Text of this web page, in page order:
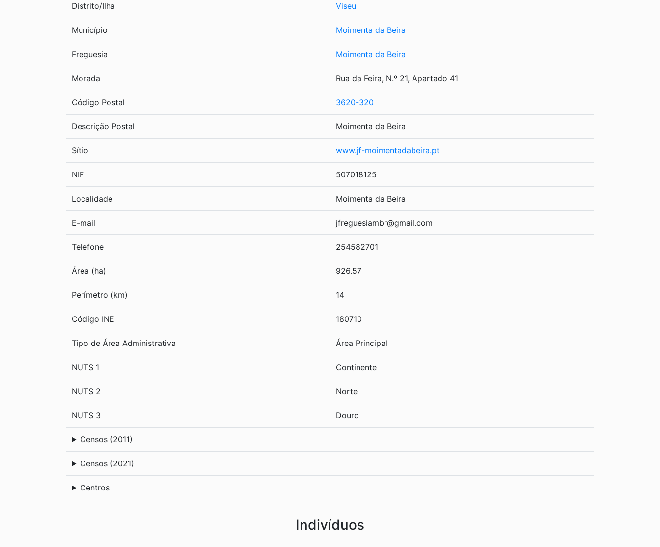
Distrito/Ilha Viseu
Município Moimenta da Beira
Freguesia Moimenta da Beira
Morada Rua da Feira, N.º 21, Apartado 41
Código Postal 3620-320
Descrição Postal Moimenta da Beira
Sítio www.jf-moimentadabeira.pt
NIF 507018125
Localidade Moimenta da Beira
E-mail jfreguesiambr@gmail.com
Telefone 254582701
Área (ha) 926.57
Perímetro (km) 14
Código INE 180710
Tipo de Área Administrativa Área Principal
NUTS 1 Continente
NUTS 2 Norte
NUTS 3 Douro
Censos (2011)
Censos (2021)
Centros
Indivíduos